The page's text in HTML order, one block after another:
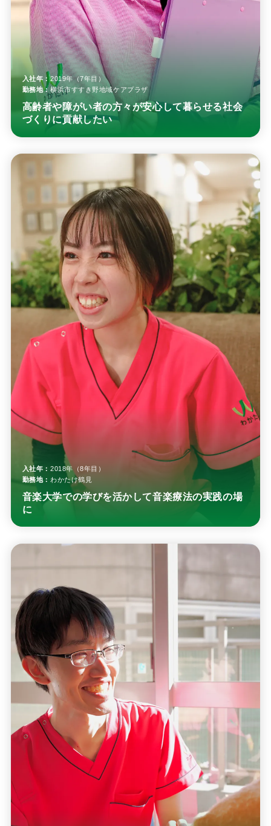
入社年：2019年（7年目）
勤務地： 横浜市すすき野地域ケアプラザ
高齢者や障がい者の方々が安心して暮らせる社会
づくりに貢献したい
入社年： 2018年（8年目）
勤務地： わかたけ鶴見
音楽大学での学びを活かして音楽療法の実践の場
に